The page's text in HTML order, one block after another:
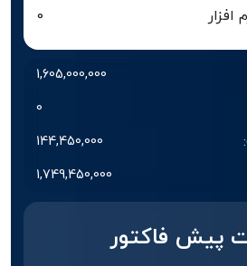
افزار 0
1,605,000,000
0
144,450,000
1,749,450,000
پیش فاکتور